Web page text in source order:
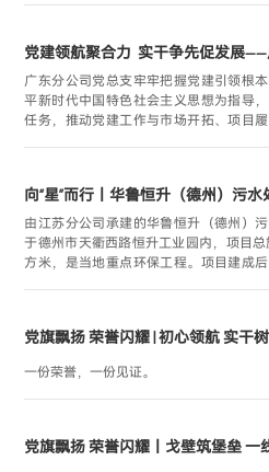
广东分公司党总支牢牢把握党建引领根
平新时代中国特色社会主义思想为指导
任务，推动党建工作与市场开拓、项目履
由江苏分公司承建的华鲁恒升（德州）
于德州市天衢西路恒升工业园内，项目
方米，是当地重点环保工程。项目建成后
一份荣誉，一份见证。